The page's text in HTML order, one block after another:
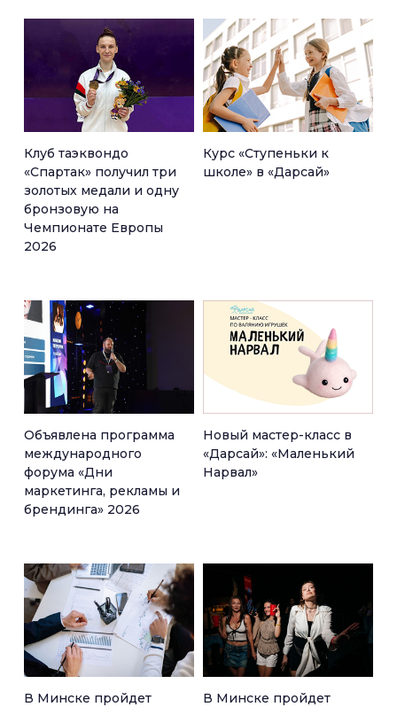
Клуб таэквондо
«Спартак» получил три
золотых медали и одну
бронзовую на
Чемпионате Европы
2026
Курс «Ступеньки к
школе» в «Дарсай»
Объявлена программа
международного
форума «Дни
маркетинга, рекламы и
брендинга» 2026
Новый мастер-класс в
«Дарсай»: «Маленький
Нарвал»
В Минске пройдет
В Минске пройдет